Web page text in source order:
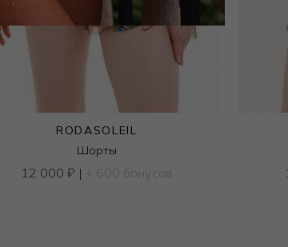
RODASOLEIL
Шорты
12 000 ₽ | + 600 бонусов